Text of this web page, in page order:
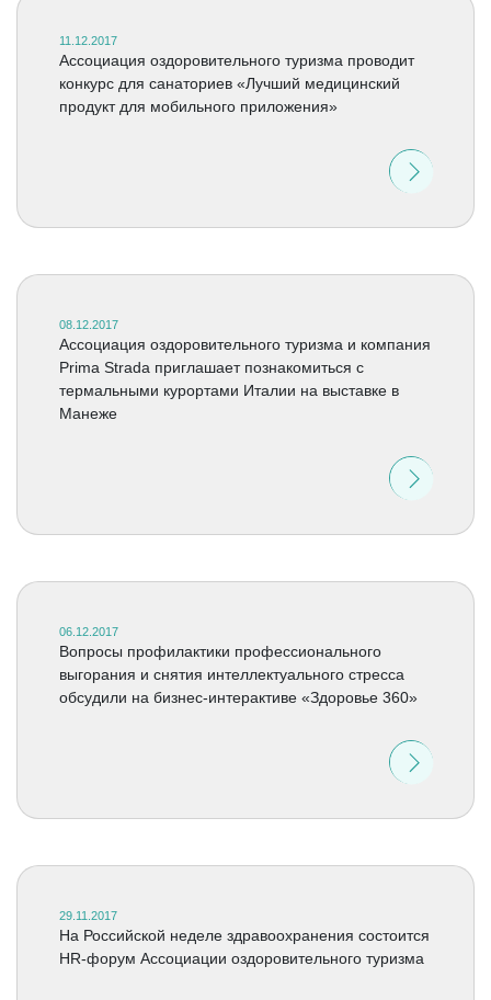
11.12.2017
Ассоциация оздоровительного туризма проводит
конкурс для санаториев «Лучший медицинский
продукт для мобильного приложения»
08.12.2017
Ассоциация оздоровительного туризма и компания
Prima Strada приглашает познакомиться с
термальными курортами Италии на выставке в
Манеже
06.12.2017
Вопросы профилактики профессионального
выгорания и снятия интеллектуального стресса
обсудили на бизнес-интерактиве «Здоровье 360»
29.11.2017
На Российской неделе здравоохранения состоится
HR-форум Ассоциации оздоровительного туризма